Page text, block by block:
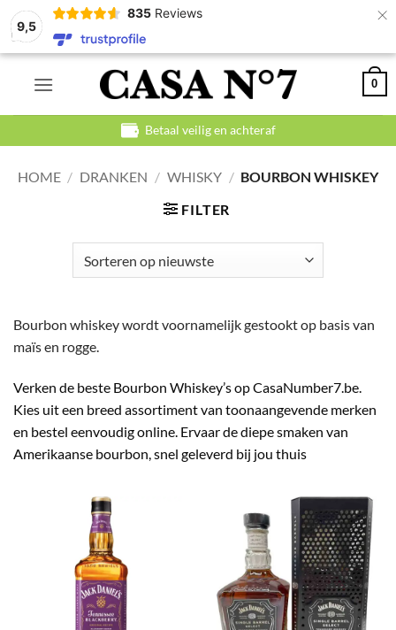
9,5
835 Reviews ×
Ga
0
Betaal veilig en achteraf
HOME / DRANKEN / WHISKY / BOURBON WHISKEY
FILTER
Bourbon whiskey wordt voornamelijk gestookt op basis van
maïs en rogge.
Verken de beste Bourbon Whiskey’s op CasaNumber7.be.
Kies uit een breed assortiment van toonaangevende merken
en bestel eenvoudig online. Ervaar de diepe smaken van
Amerikaanse bourbon, snel geleverd bij jou thuis